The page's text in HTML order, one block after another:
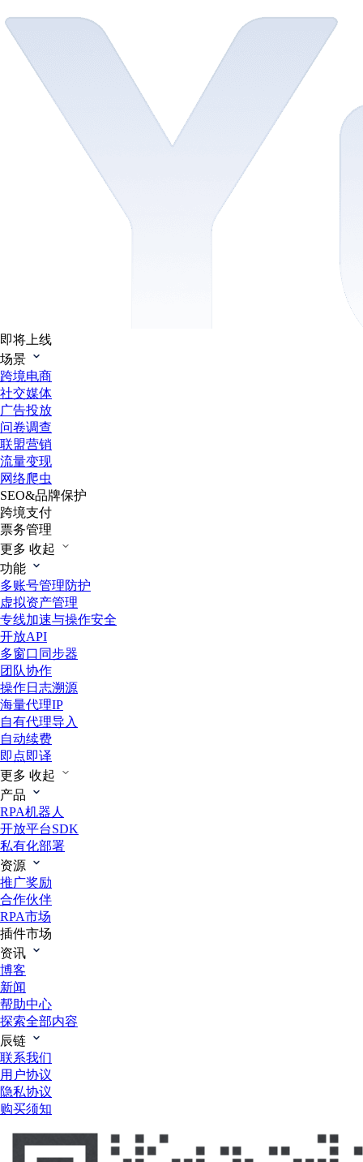
即将上线
场景
跨境电商
社交媒体
广告投放
问卷调查
联盟营销
流量变现
网络爬虫
SEO&品牌保护
跨境支付
票务管理
更多 收起
功能
多账号管理防护
虚拟资产管理
专线加速与操作安全
开放API
多窗口同步器
团队协作
操作日志溯源
海量代理IP
自有代理导入
自动续费
即点即译
更多 收起
产品
RPA机器人
开放平台SDK
私有化部署
资源
推广奖励
合作伙伴
RPA市场
插件市场
资讯
博客
新闻
帮助中心
探索全部内容
辰链
联系我们
用户协议
隐私协议
购买须知